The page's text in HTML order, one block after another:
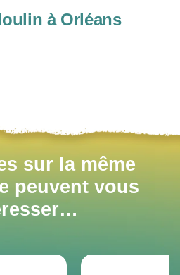
à Orléans
sur la même
peuvent vous